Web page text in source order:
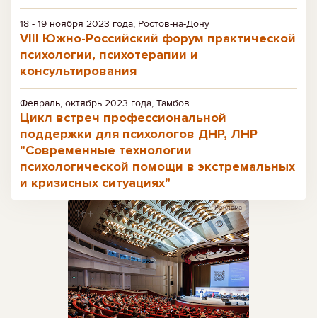
Реклама
18 - 19 ноября 2023 года, Ростов-на-Дону
VIII Южно-Российский форум практической
психологии, психотерапии и
консультирования
Февраль, октябрь 2023 года, Тамбов
Цикл встреч профессиональной
поддержки для психологов ДНР, ЛНР
"Современные технологии
психологической помощи в экстремальных
и кризисных ситуациях"